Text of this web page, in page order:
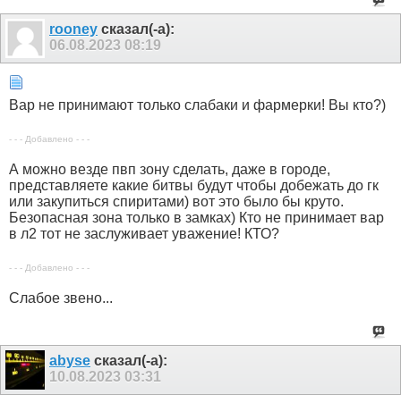
rooney сказал(-а):
06.08.2023 08:19
Вар не принимают только слабаки и фармерки! Вы кто?)
- - - Добавлено - - -
А можно везде пвп зону сделать, даже в городе,
представляете какие битвы будут чтобы добежать до гк
или закупиться спиритами) вот это было бы круто.
Безопасная зона только в замках) Кто не принимает вар
в л2 тот не заслуживает уважение! КТО?
- - - Добавлено - - -
Слабое звено...
abyse сказал(-а):
10.08.2023 03:31